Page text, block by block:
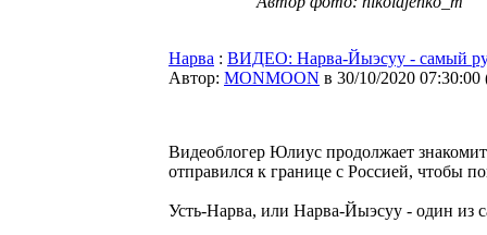
Нарва : ВИДЕО: Нарва-Йыэсуу - самый
Автор: MONMOON в 30/10/2020 07:30:00
Видеоблогер Юлиус продолжает
отправился к границе с Россией, чтобы
Усть-Нарва, или Нарва-Йыэсуу - один из